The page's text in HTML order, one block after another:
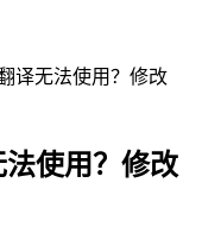
译无法使用？修改
使用？修改